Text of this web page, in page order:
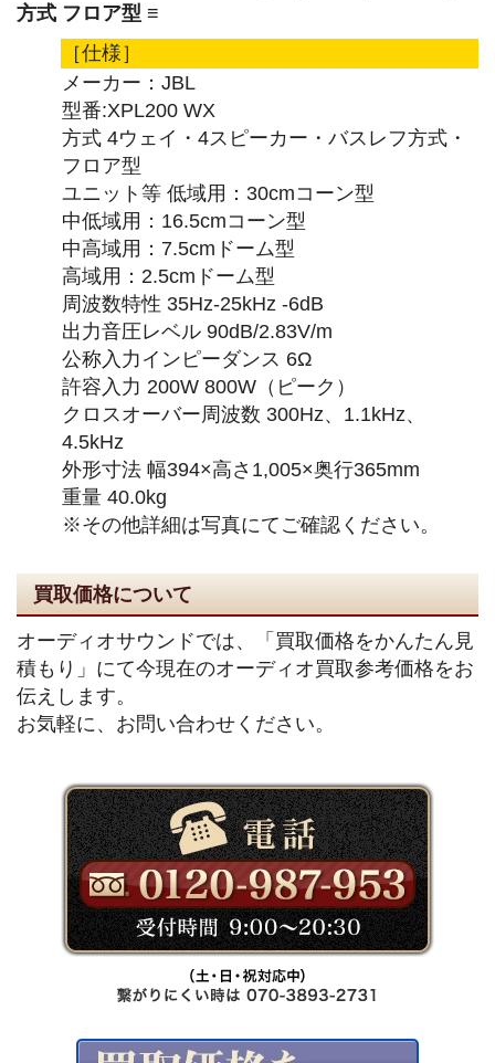
方式 フロア型 ≡
［仕様］
メーカー：JBL
型番:XPL200 WX
方式 4ウェイ・4スピーカー・バスレフ方式・
フロア型
ユニット等 低域用：30cmコーン型
中低域用：16.5cmコーン型
中高域用：7.5cmドーム型
高域用：2.5cmドーム型
周波数特性 35Hz-25kHz -6dB
出力音圧レベル 90dB/2.83V/m
公称入力インピーダンス 6Ω
許容入力 200W 800W（ピーク）
クロスオーバー周波数 300Hz、1.1kHz、
4.5kHz
外形寸法 幅394×高さ1,005×奥行365mm
重量 40.0kg
※その他詳細は写真にてご確認ください。
買取価格について
オーディオサウンドでは、「買取価格をかんたん見
積もり」にて今現在のオーディオ買取参考価格をお
伝えします。
お気軽に、お問い合わせください。